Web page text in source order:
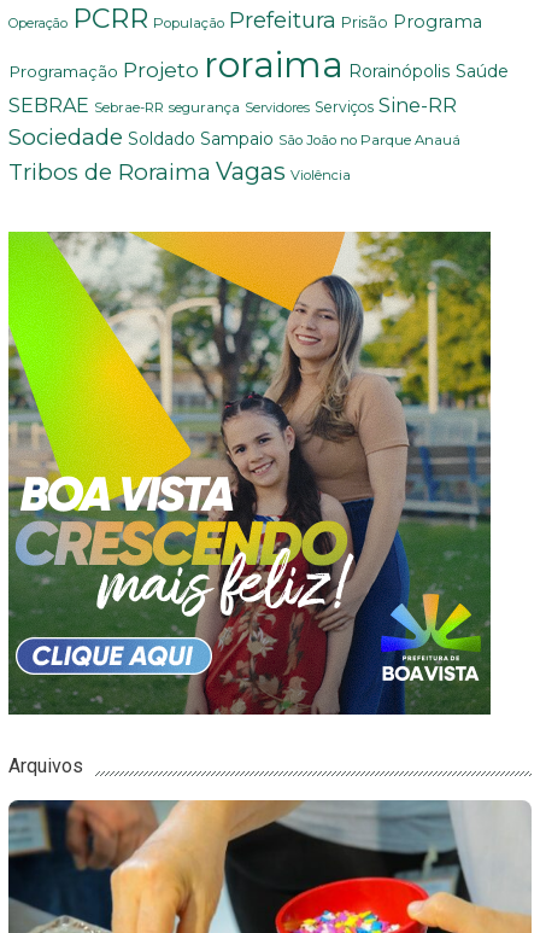
Operação PCRR População Prefeitura Prisão Programa
Programação Projeto roraima Rorainópolis Saúde
SEBRAE Sebrae-RR segurança Servidores Serviços Sine-RR
Sociedade Soldado Sampaio São João no Parque Anauá
Tribos de Roraima Vagas Violência
Arquivos